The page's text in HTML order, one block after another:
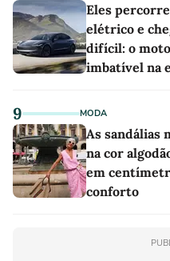
Eles
elétrico e
difícil: o
imbatível na
9 MODA
As sandálias
na cor
em
conforto